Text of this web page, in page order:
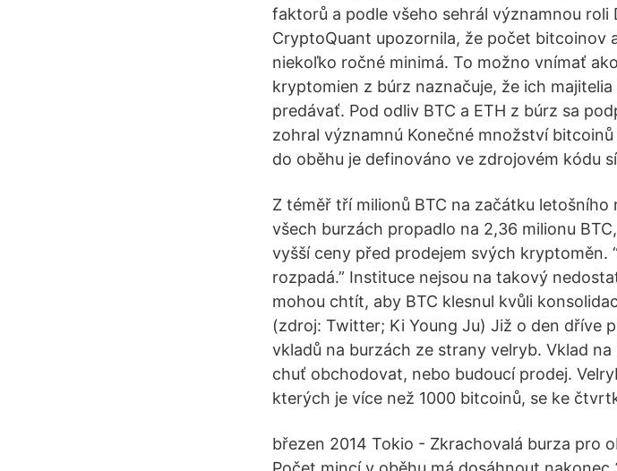
faktorů a podle všeho sehrál významnou
CryptoQuant upozornila, že počet bitcoinov
niekoľko ročné minimá. To možno vnímať
kryptomien z búrz naznačuje, že ich
predávať. Pod odliv BTC a ETH z búrz sa
zohral významnú Konečné množství
do oběhu je definováno ve zdrojovém kódu
Z téměř tří milionů BTC na začátku
všech burzách propadlo na 2,36 milionu
vyšší ceny před prodejem svých kryptoměn.
rozpadá.” Instituce nejsou na takový
mohou chtít, aby BTC klesnul kvůli
(zdroj: Twitter; Ki Young Ju) Již o den dříve
vkladů na burzách ze strany velryb. Vklad
chuť obchodovat, nebo budoucí prodej.
kterých je více než 1000 bitcoinů, se ke
březen 2014 Tokio - Zkrachovalá burza pro